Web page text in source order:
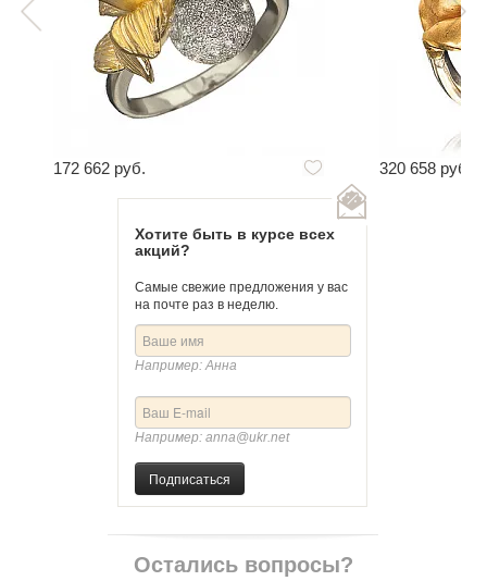
172 662 руб. 320 658 руб.
Хотите быть в курсе всех
акций?
Самые свежие предложения у вас
на почте раз в неделю.
Например: Анна
Например: anna@ukr.net
Подписаться
Остались вопросы?